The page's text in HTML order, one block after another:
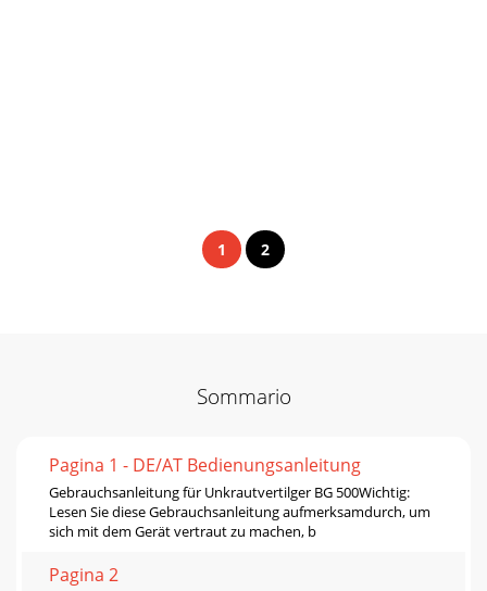
1 2
Sommario
Pagina 1 - DE/AT Bedienungsanleitung
Gebrauchsanleitung für Unkrautvertilger BG 500Wichtig:
Lesen Sie diese Gebrauchsanleitung aufmerksamdurch, um
sich mit dem Gerät vertraut zu machen, b
Pagina 2